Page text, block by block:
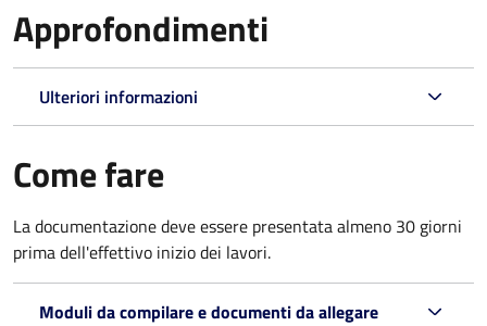
Approfondimenti
Ulteriori informazioni
Come fare
La documentazione deve essere presentataalmeno 30 giorni
prima dell'effettivo inizio dei lavori.
Moduli da compilare e documenti da allegare